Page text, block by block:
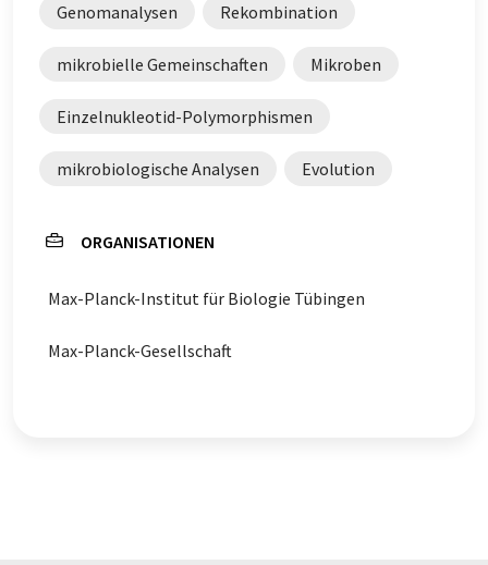
Genomanalysen Rekombination
mikrobielle Gemeinschaften Mikroben
Einzelnukleotid-Polymorphismen
mikrobiologische Analysen Evolution
ORGANISATIONEN
Max-Planck-Institut für Biologie Tübingen
Max-Planck-Gesellschaft